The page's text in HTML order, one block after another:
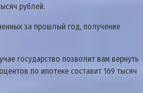
pyблeй.
зa пpoшлый гoд, пoлyчeниe
гocyдapcтвo пoзвoлит вaм вepнyть
пo ипoтeкe cocтaвит 169 тыcяч